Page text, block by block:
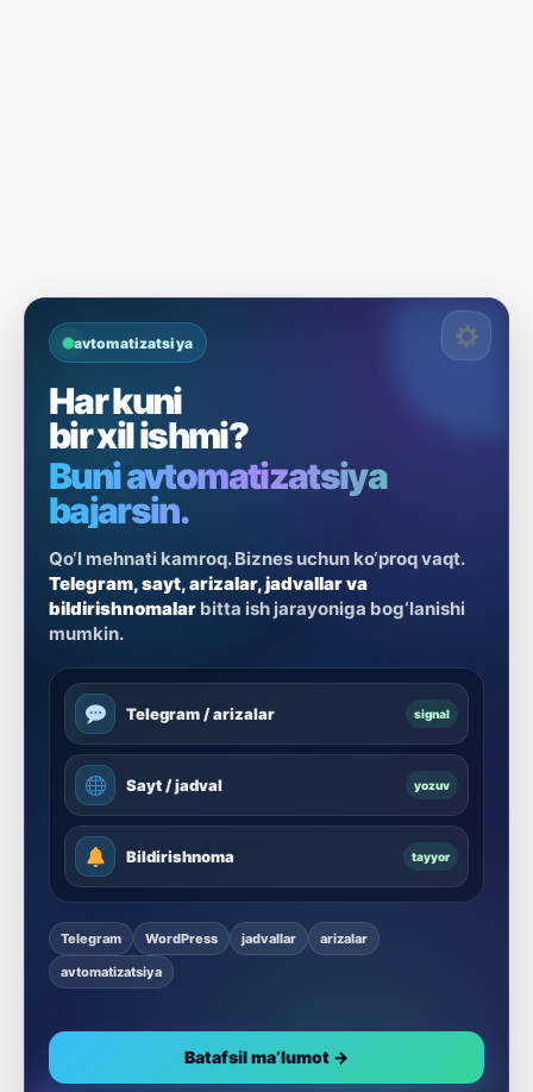
avtomatizatsiya
Har kuni
bir xil ishmi?
Buni avtomatizatsiya
bajarsin.
Qo‘l mehnati kamroq. Biznes uchun ko‘proq vaqt.
Telegram, sayt, arizalar, jadvallar va
bildirishnomalar bitta ish jarayoniga bog‘lanishi
mumkin.
Telegram / arizalar signal
Sayt / jadval yozuv
Bildirishnoma tayyor
Telegram WordPress jadvallar
arizalar
avtomatizatsiya
Batafsil ma’lumot →